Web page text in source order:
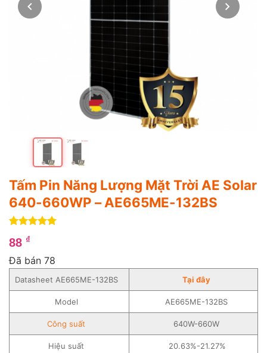
Tấm Pin Năng Lượng Mặt Trời AE Solar
640-660WP – AE665ME-132BS
trên 5
dựa trên
88 ₫
Đã bán 78
Datasheet AE665ME-132BS Tại đây
Model AE665ME-132BS
Công suất 640W-660W
Hiệu suất 20.63%-21.27%